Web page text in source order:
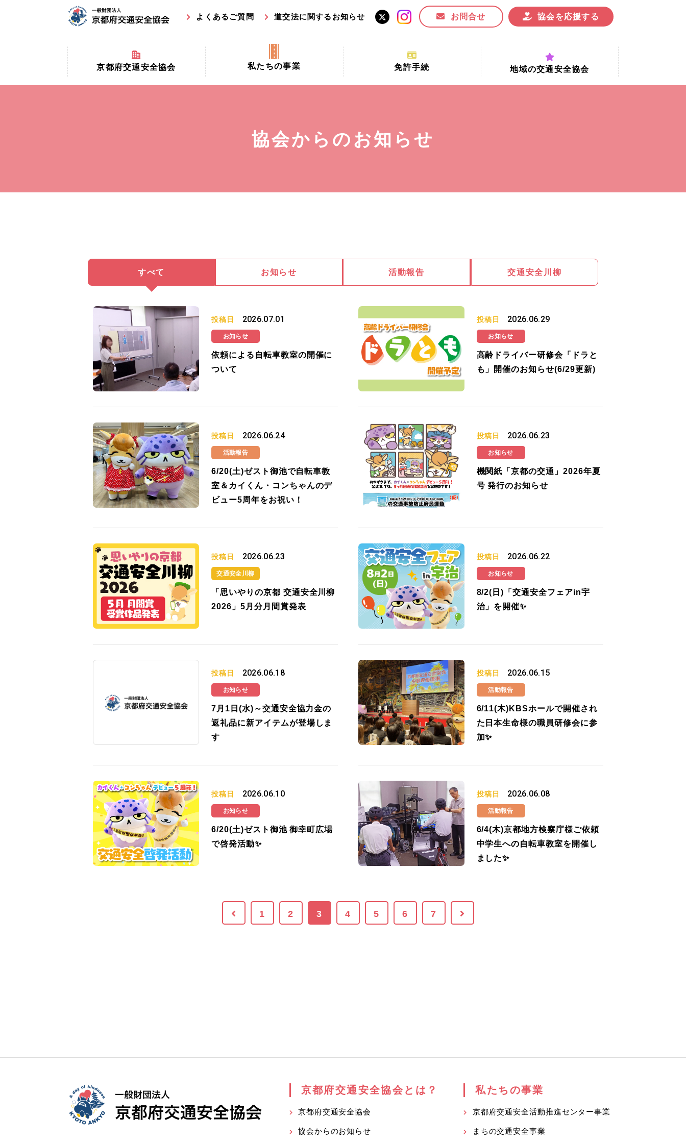
よくあるご質問 道交法に関するお知らせ お問合せ 協会を応援する
京都府交通安全協会
京都府交通安全協会とは？
私たちの事業
京都府交通安全活動推進センター事業
交通安全協力金の活用事業
免許手続
手続場所の対象者及び受付時間
講習時間
地域の交通安全協会
協会からのお知らせ
すべて お知らせ 活動報告 交通安全川柳
投稿日 2026.07.01
お知らせ
依頼による自転車教室の開催に
ついて
投稿日 2026.06.29
お知らせ
高齢ドライバー研修会「ドラと
も」開催のお知らせ(6/29更新)
投稿日 2026.06.24
活動報告
6/20(土)ゼスト御池で自転車教
室＆カイくん・コンちゃんのデ
ビュー5周年をお祝い！
投稿日 2026.06.23
お知らせ
機関紙「京都の交通」2026年夏
号 発行のお知らせ
投稿日 2026.06.23
交通安全川柳
「思いやりの京都 交通安全川柳
2026」5月分月間賞発表
投稿日 2026.06.22
お知らせ
8/2(日)「交通安全フェアin宇
治」を開催✨
投稿日 2026.06.18
お知らせ
7月1日(水)～交通安全協力金の
返礼品に新アイテムが登場しま
す
投稿日 2026.06.15
活動報告
6/11(木)KBSホールで開催され
た日本生命様の職員研修会に参
加✨
投稿日 2026.06.10
お知らせ
6/20(土)ゼスト御池 御幸町広場
で啓発活動✨
投稿日 2026.06.08
活動報告
6/4(木)京都地方検察庁様ご依頼
中学生への自転車教室を開催し
ました✨
1 2 3 4 5 6 7
京都府交通安全協会とは？
京都府交通安全協会
協会からのお知らせ
私たちの事業
京都府交通安全活動推進センター事業
まちの交通安全事業